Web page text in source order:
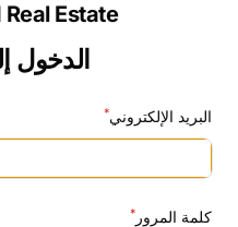
Estate
الدخول
البريد الإلكتروني*
كلمة المرور *